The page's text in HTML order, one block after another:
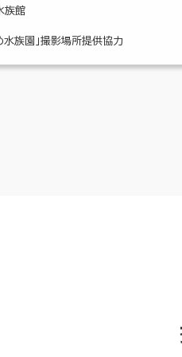
族館
水族園」撮影場所提供協力